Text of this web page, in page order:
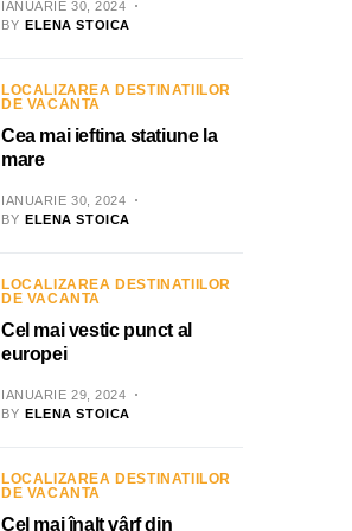
IANUARIE 30, 2024
BY ELENA STOICA
LOCALIZAREA DESTINATIILOR
DE VACANTA
Cea mai ieftina statiune la
mare
IANUARIE 30, 2024
BY ELENA STOICA
LOCALIZAREA DESTINATIILOR
DE VACANTA
Cel mai vestic punct al
europei
IANUARIE 29, 2024
BY ELENA STOICA
LOCALIZAREA DESTINATIILOR
DE VACANTA
Cel mai înalt vârf din